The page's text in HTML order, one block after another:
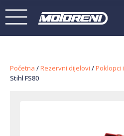
Početna /Rezervni dijelovi /Poklopci
Stihl FS80